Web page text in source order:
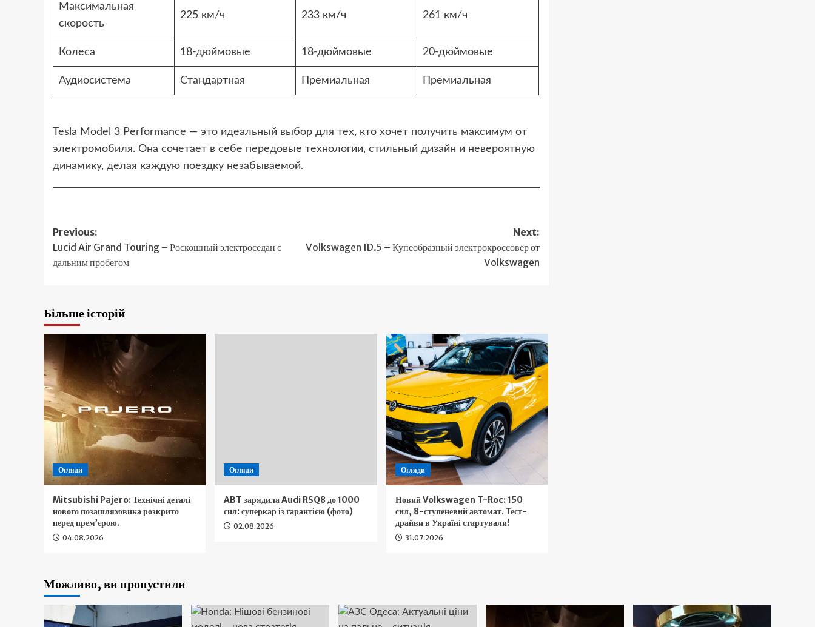
Максимальная
скорость
225 км/ч 233 км/ч 261 км/ч
Колеса 18-дюймовые 18-дюймовые 20-дюймовые
Аудиосистема Стандартная Премиальная Премиальная
Tesla Model 3 Performance — это идеальный выбор для тех, кто хочет получить максимум от
электромобиля. Она сочетает в себе передовые технологии, стильный дизайн и невероятную
динамику, делая каждую поездку незабываемой.
Post
navigation
Previous:
Lucid Air Grand Touring – Роскошный электроседан с
дальним пробегом
Next:
Volkswagen ID.5 – Купеобразный электрокроссовер от
Volkswagen
Більше історій
Огляди
Mitsubishi Pajero: Технічні деталі
нового позашляховика розкрито
перед прем’єрою.
04.08.2026
Огляди
ABT зарядила Audi RSQ8 до 1000
сил: суперкар із гарантією (фото)
02.08.2026
Огляди
Новий Volkswagen T-Roc: 150
сил, 8-ступеневий автомат. Тест-
драйви в Україні стартували!
31.07.2026
Можливо, ви пропустили